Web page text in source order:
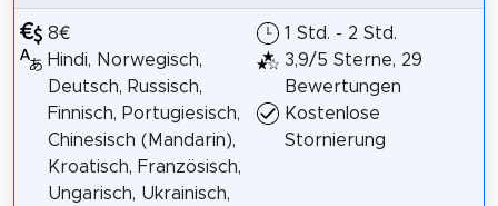
8€
Hindi, Norwegisch,
Deutsch, Russisch,
Finnisch, Portugiesisch,
Chinesisch (Mandarin),
Kroatisch, Französisch,
Ungarisch, Ukrainisch,
1 Std. - 2 Std.
3,9/5 Sterne, 29
Bewertungen
Kostenlose
Stornierung